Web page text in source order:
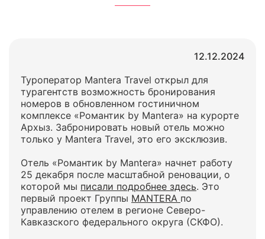
12.12.2024
Туроператор Mantera Travel открыл для
турагентств возможность бронирования
номеров в обновленном гостиничном
комплексе «Романтик by Mantera» на курорте
Архыз. Забронировать новый отель можно
только у Mantera Travel, это его эксклюзив.
Отель «Романтик by Mantera» начнет работу
25 декабря после масштабной реновации, о
которой мы писали подробнее здесь. Это
первый проект Группы MANTERA по
управлению отелем в регионе Северо-
Кавказского федерального округа (СКФО).